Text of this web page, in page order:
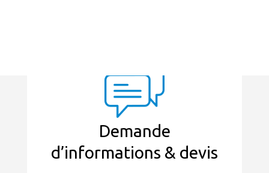
Demande
d’informations & devis